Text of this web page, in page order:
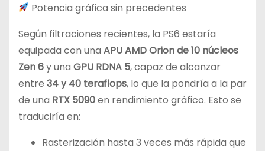
Potencia gráfica sin precedentes
Según filtraciones recientes, la PS6 estaría
equipada con una APU AMD Orion de 10 núcleos
Zen 6y una GPU RDNA 5, capaz de alcanzar
entre 34 y 40 teraflops, lo que la pondría a la par
de una RTX 5090en rendimiento gráfico. Esto se
traduciría en:
Rasterización hasta 3 veces más rápida que